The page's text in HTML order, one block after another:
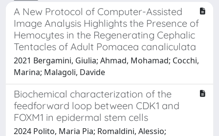
A New Protocol of Computer-Assisted
Image Analysis Highlights the Presence of
Hemocytes in the Regenerating Cephalic
Tentacles of Adult Pomacea canaliculata
2021 Bergamini, Giulia; Ahmad, Mohamad; Cocchi,
Marina; Malagoli, Davide
Biochemical characterization of the
feedforward loop between CDK1 and
FOXM1 in epidermal stem cells
2024 Polito, Maria Pia; Romaldini, Alessio;